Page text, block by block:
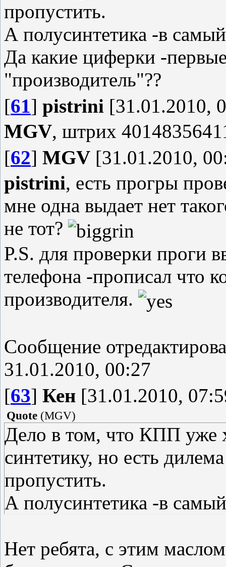
пропустить.
А полусинтетика -в
Да какие циферки -
"производитель"??
[61] pistrini [31.01.2010,
MGV, штрих
[62] MGV [31.01.2010,
pistrini, есть прогры
мне одна выдает нет
не тот?
P.S. для проверки проги
телефона -прописал что
производителя.
Сообщение
31.01.2010, 00:27
[63] Кен [31.01.2010,
Quote (MGV)
Дело в том, что КПП уже
синтетику, но есть
пропустить.
А полусинтетика -в
Нет ребята, с этим